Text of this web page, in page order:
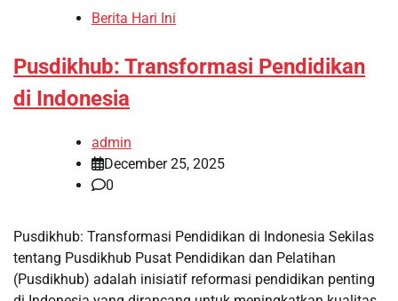
Berita Hari Ini
Pusdikhub: Transformasi Pendidikan
di Indonesia
admin
December 25, 2025
0
Pusdikhub: Transformasi Pendidikan di Indonesia Sekilas
tentang Pusdikhub Pusat Pendidikan dan Pelatihan
(Pusdikhub) adalah inisiatif reformasi pendidikan penting